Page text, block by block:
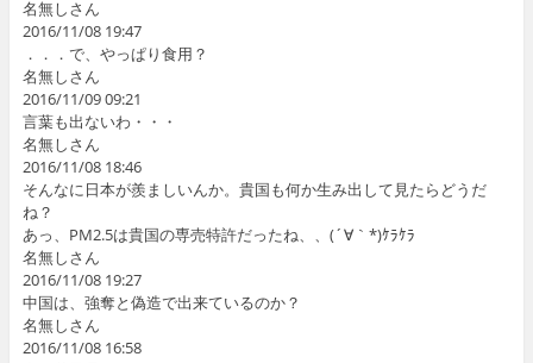
名無しさん
2016/11/08 19:47
．．．で、やっぱり食用？
名無しさん
2016/11/09 09:21
言葉も出ないわ・・・
名無しさん
2016/11/08 18:46
そんなに日本が羨ましいんか。貴国も何か生み出して見たらどうだ
ね？
あっ、PM2.5は貴国の専売特許だったね、、(´∀｀*)ｹﾗｹﾗ
名無しさん
2016/11/08 19:27
中国は、強奪と偽造で出来ているのか？
名無しさん
2016/11/08 16:58